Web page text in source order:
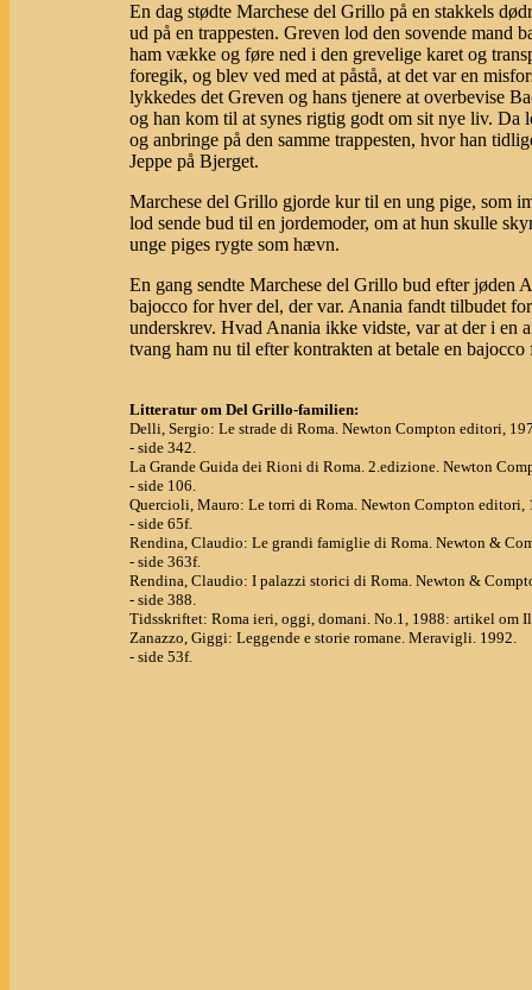
En dag stødte Marchese del Grillo på en stakkels
ud på en trappesten. Greven lod den sovende mand
ham vække og føre ned i den grevelige karet og
foregik, og blev ved med at påstå, at det var en
lykkedes det Greven og hans tjenere at overbevise
og han kom til at synes rigtig godt om sit nye liv.
og anbringe på den samme trappesten, hvor han
Jeppe på Bjerget.
Marchese del Grillo gjorde kur til en ung pige, som
lod sende bud til en jordemoder, om at hun skulle
unge piges rygte som hævn.
En gang sendte Marchese del Grillo bud efter jøden
bajocco for hver del, der var. Anania fandt tilbudet
underskrev. Hvad Anania ikke vidste, var at der i en
tvang ham nu til efter kontrakten at betale en bajocco
Litteratur om Del Grillo-familien:
Delli, Sergio: Le strade di Roma. Newton Compton editori,
- side 342.
La Grande Guida dei Rioni di Roma. 2.edizione. Newton
- side 106.
Quercioli, Mauro: Le torri di Roma. Newton Compton editori,
- side 65f.
Rendina, Claudio: Le grandi famiglie di Roma. Newton &
- side 363f.
Rendina, Claudio: I palazzi storici di Roma. Newton &
- side 388.
Tidsskriftet: Roma ieri, oggi, domani. No.1, 1988: artikel om
Zanazzo, Giggi: Leggende e storie romane. Meravigli. 1992.
- side 53f.